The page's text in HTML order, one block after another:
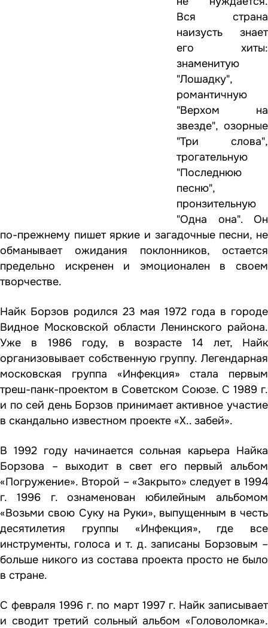
Вся страна
наизусть знает
его хиты:
знаменитую
"Лошадку",
романтичную
"Верхом на
звезде", озорные
"Три слова",
трогательную
"Последнюю
песню",
пронзительную
"Одна она". Он
по-прежнему пишет яркие и загадочные песни, не
обманывает ожидания поклонников, остается
предельно искренен и эмоционален в своем
творчестве.
Найк Борзов родился 23 мая 1972 года в городе
Видное Московской области Ленинского района.
Уже в 1986 году, в возрасте 14 лет, Найк
организовывает собственную группу. Легендарная
московская группа «Инфекция» стала первым
треш-панк-проектом в Советском Союзе. С 1989 г.
и по сей день Борзов принимает активное участие
в скандально известном проекте «Х.. забей».
В 1992 году начинается сольная карьера Найка
Борзова – выходит в свет его первый альбом
«Погружение». Второй – «Закрыто» следует в 1994
г. 1996 г. ознаменован юбилейным альбомом
«Возьми свою Суку на Руки», выпущенным в честь
десятилетия группы «Инфекция», где все
инструменты, голоса и т. д. записаны Борзовым –
больше никого из состава проекта просто не было
в стране.
С февраля 1996 г. по март 1997 г. Найк записывает
и сводит третий сольный альбом «Головоломка».